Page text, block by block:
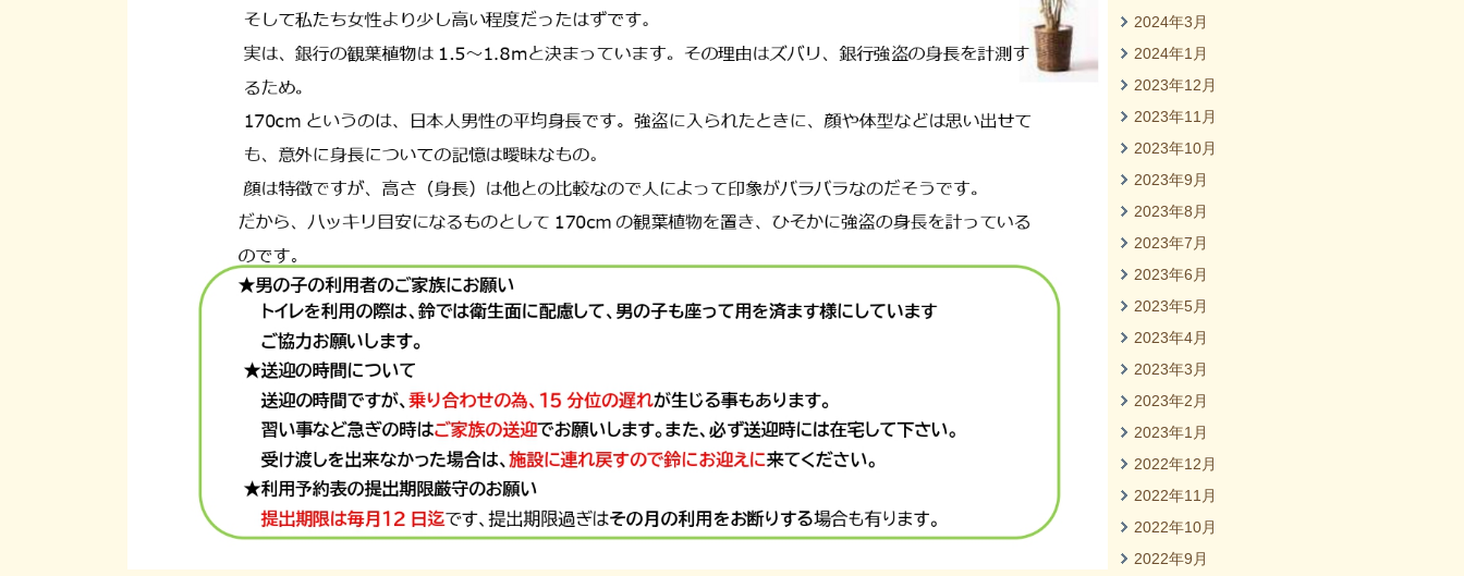
2024年3月
2024年1月
2023年12月
2023年11月
2023年10月
2023年9月
2023年8月
2023年7月
2023年6月
2023年5月
2023年4月
2023年3月
2023年2月
2023年1月
2022年12月
2022年11月
2022年10月
2022年9月